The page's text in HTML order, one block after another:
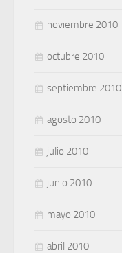
noviembre 2010
octubre 2010
septiembre 2010
agosto 2010
julio 2010
junio 2010
mayo 2010
abril 2010